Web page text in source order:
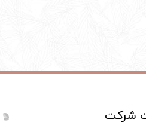
شرکت